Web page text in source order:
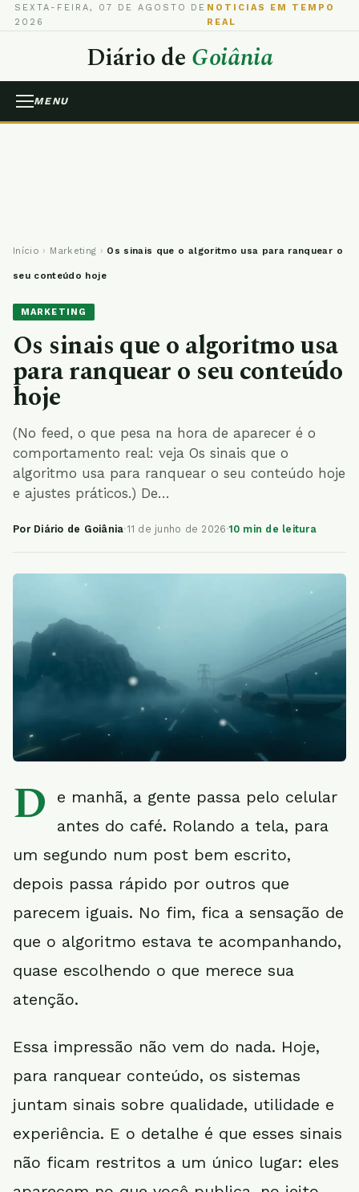
SEXTA-FEIRA, 07 DE AGOSTO DE
2026
NOTICIAS EM TEMPO
REAL
Diário deGoiânia
MENU
Início › Marketing › Os sinais que o algoritmo usa para ranquear o
seu conteúdo hoje
MARKETING
Os sinais que o algoritmo usa
para ranquear o seu conteúdo
hoje
(No feed, o que pesa na hora de aparecer é o
comportamento real: veja Os sinais que o
algoritmo usa para ranquear o seu conteúdo hoje
e ajustes práticos.) De…
Por Diário de Goiânia·11 de junho de 2026·10 min de leitura
D
e manhã, a gente passa pelo celular
antes do café. Rolando a tela, para
um segundo num post bem escrito,
depois passa rápido por outros que
parecem iguais. No fim, fica a sensação de
que o algoritmo estava te acompanhando,
quase escolhendo o que merece sua
atenção.
Essa impressão não vem do nada. Hoje,
para ranquear conteúdo, os sistemas
juntam sinais sobre qualidade, utilidade e
experiência. E o detalhe é que esses sinais
não ficam restritos a um único lugar: eles